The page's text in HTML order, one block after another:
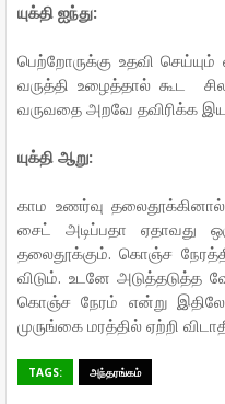
யுக்தி ஐந்து:
பெற்றோருக்கு உதவி
வருத்தி உழைத்தால் கூட
வருவதை அறவே தவிரிக்க
யுக்தி ஆறு:
காம உணர்வு
சைட் அடிப்பதா ஏதாவது
தலைதூக்கும். கொஞ்ச
விடும். உடனே
கொஞ்ச நேரம் என்று
முருங்கை மரத்தில் ஏற்றி
TAGS: அந்தரங்கம்